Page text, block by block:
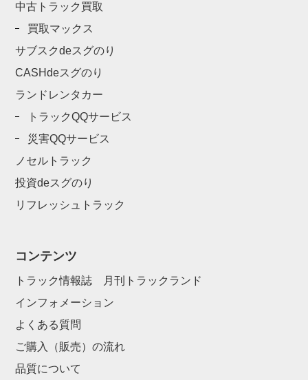
中古トラック買取
買取マックス
サブスクdeスグのり
CASHdeスグのり
ランドレンタカー
トラックQQサービス
災害QQサービス
ノセルトラック
投資deスグのり
リフレッシュトラック
コンテンツ
トラック情報誌 月刊トラックランド
インフォメーション
よくある質問
ご購入（販売）の流れ
品質について